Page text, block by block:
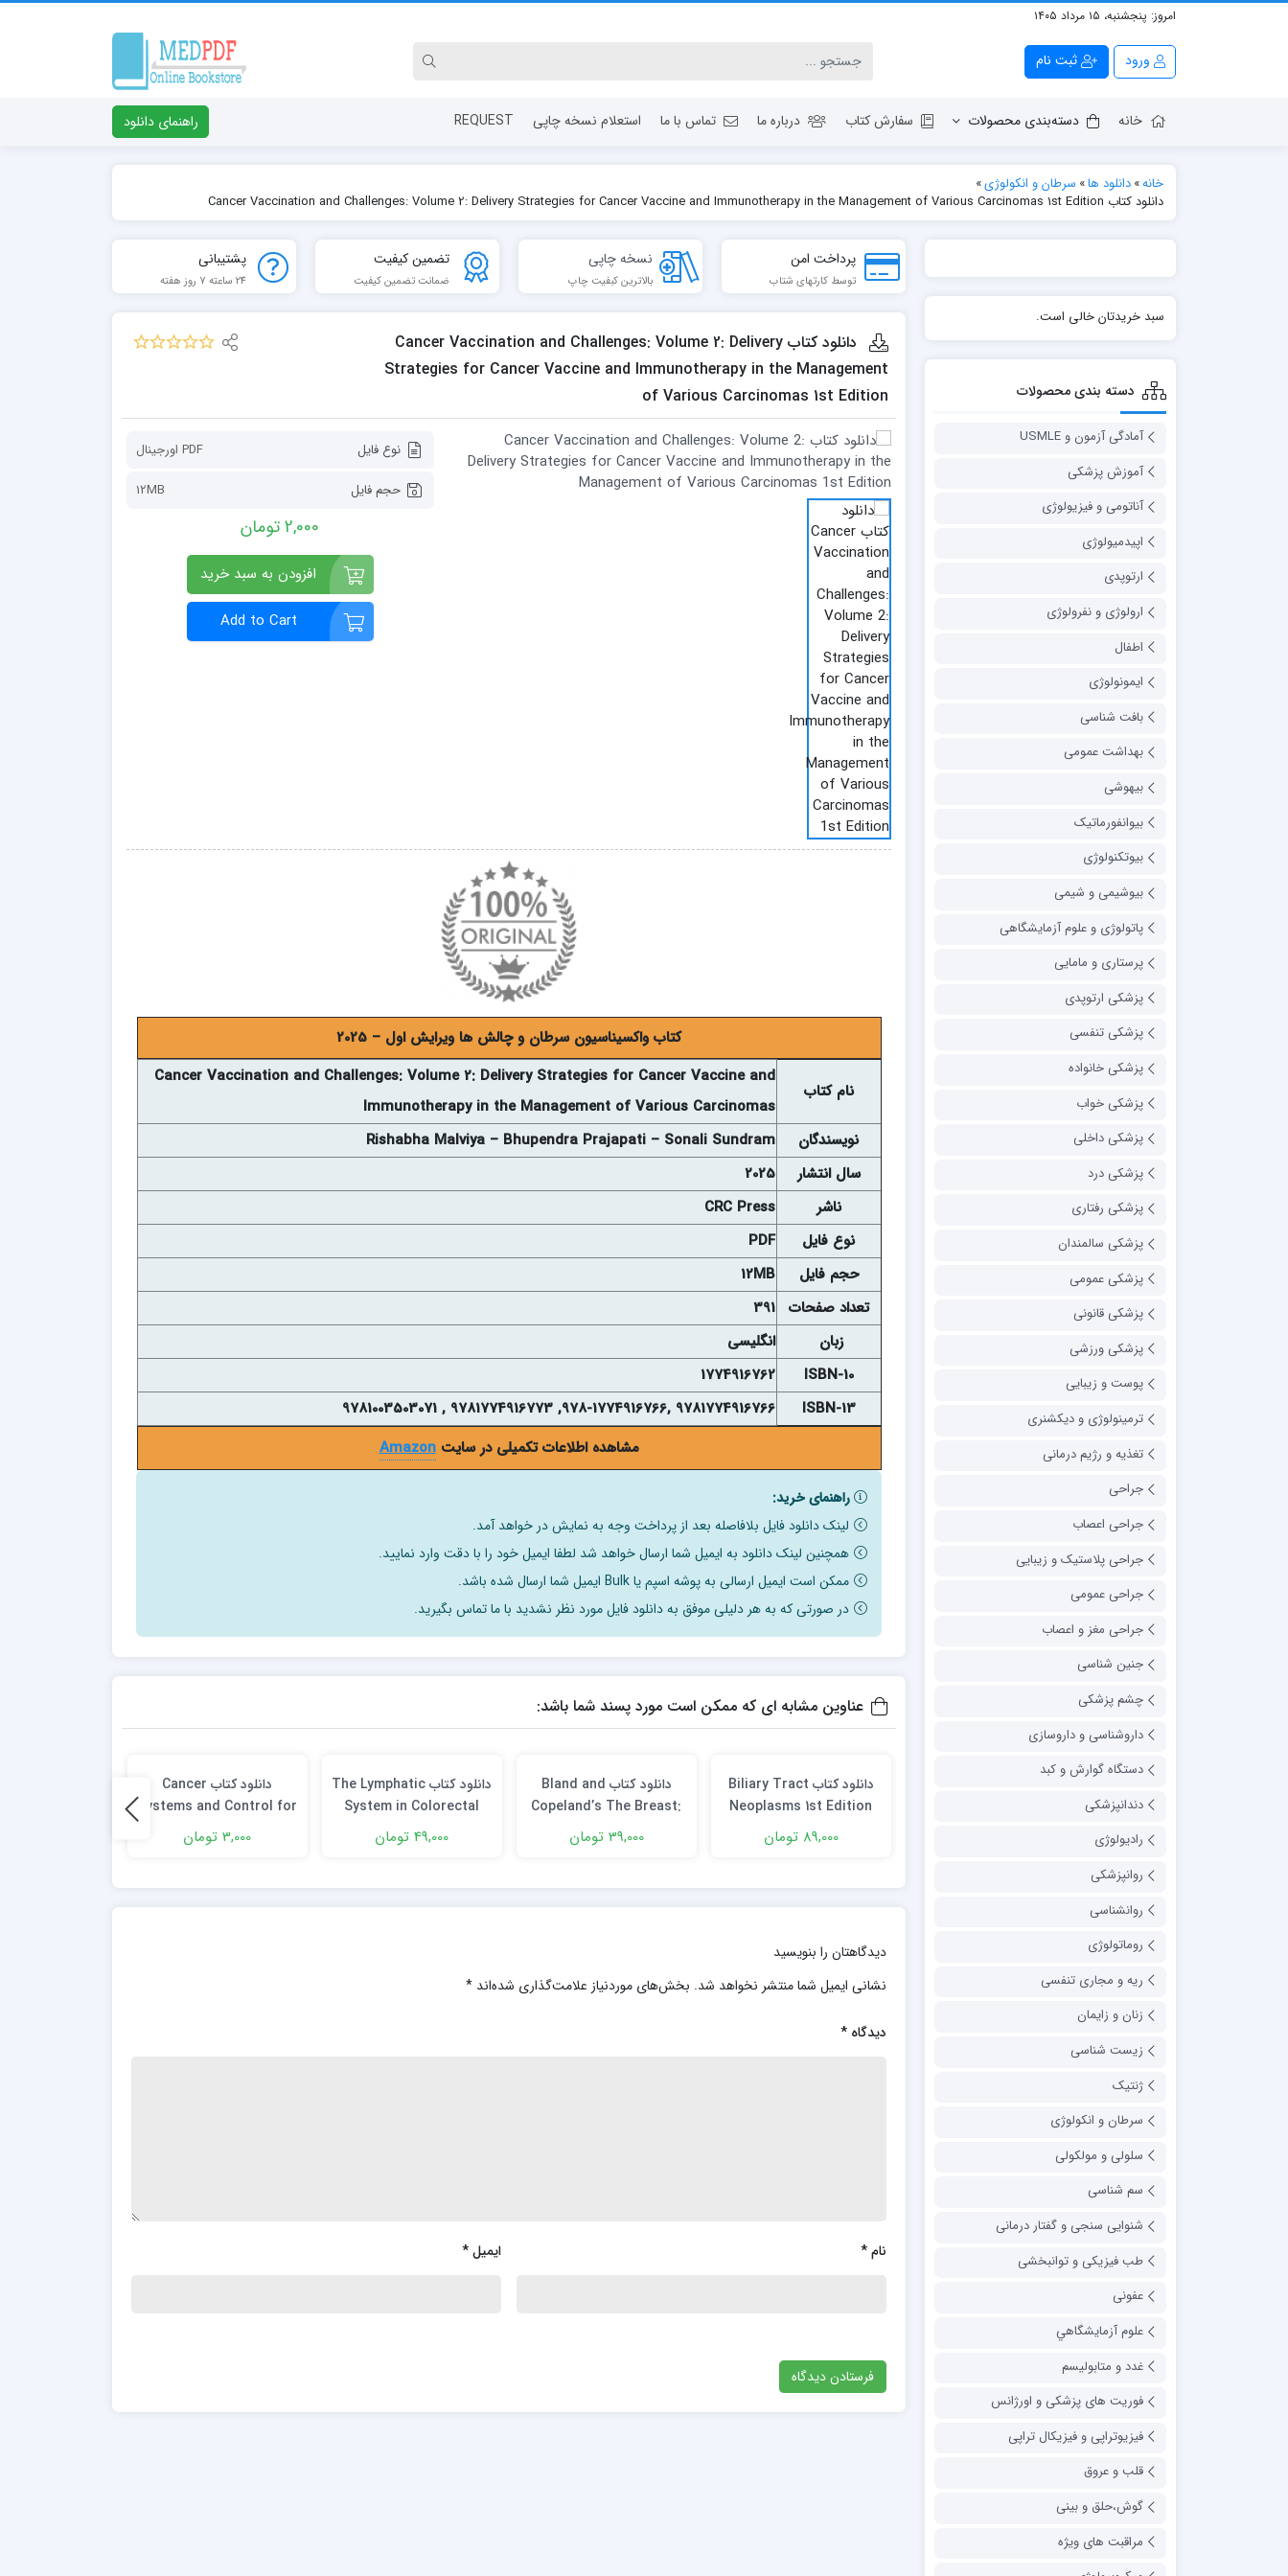
امروز: پنجشنبه، ۱۵ مرداد ۱۴۰۵
ورود ثبت نام
خانه دسته‌بندی محصولات سفارش کتاب درباره ما تماس با ما استعلام نسخه چاپی REQUEST راهنمای دانلود
خانه»دانلود ها» سرطان و انکولوژی»
دانلود کتاب Cancer Vaccination and Challenges: Volume 2: Delivery Strategies for Cancer Vaccine and Immunotherapy in the Management of Various Carcinomas 1st Edition
پرداخت امن
توسط کارتهای شتاب
نسخه چاپی
بالاترین کبفیت چاپ
تضمین کیفیت
ضمانت تضمین کیفیت
پشتیبانی
24 ساعته 7 روز هفته
دانلود کتاب Cancer Vaccination and Challenges: Volume 2: Delivery
Strategies for Cancer Vaccine and Immunotherapy in the Management
of Various Carcinomas 1st Edition
نوع فایل
PDF اورجينال
حجم فایل
12MB
2,000 تومان
افزودن به سبد خرید
Add to Cart
کتاب واکسیناسیون سرطان و چالش ها ویرایش اول – 2025
نام کتاب
Cancer Vaccination and Challenges: Volume 2: Delivery Strategies for Cancer Vaccine and
Immunotherapy in the Management of Various Carcinomas
نويسندگان
Rishabha Malviya – Bhupendra Prajapati – Sonali Sundram
سال انتشار
2025
ناشر
CRC Press
نوع فايل
PDF
حجم فايل
12MB
تعداد صفحات
391
زبان
انگلیسی
ISBN-10
1774916762
ISBN-13
9781774916766 ,978-1774916766, 9781774916773 , 9781003503071
مشاهده اطلاعات تکمیلی در سایتAmazon
راهنمای خرید:
لینک دانلود فایل بلافاصله بعد از پرداخت وجه به نمایش در خواهد آمد.
همچنین لینک دانلود به ایمیل شما ارسال خواهد شد لطفا ایمیل خود را با دقت وارد نمایید.
ممکن است ایمیل ارسالی به پوشه اسپم یا Bulk ایمیل شما ارسال شده باشد.
در صورتی که به هر دلیلی موفق به دانلود فایل مورد نظر نشدید با ما تماس بگیرید.
عناوین مشابه ای که ممکن است مورد پسند شما باشد:
دانلود کتاب Biliary Tract
Neoplasms 1st Edition
89,000 تومان
دانلود كتاب Bland and
Copeland’s The Breast:
Comprehensive
Management of Benign
6th Edition + Video
39,000 تومان
دانلود كتاب The Lymphatic
System in Colorectal
Cancer: Basic Concepts,
Pathology, Imaging and
1st Edition
49,000 تومان
دانلود کتاب Cancer
Systems and Control for
Health Professionals 1st
Edition
3,000 تومان
دیدگاهتان را بنویسید
نشانی ایمیل شما منتشر نخواهد شد. بخش‌های موردنیاز علامت‌گذاری شده‌اند*
دیدگاه*
نام* ایمیل*
سبد خریدتان خالی است.
دسته بندی محصولات
آمادگی آزمون و USMLE
آموزش پزشکی
آناتومی و فیزیولوژی
اپیدمیولوژی
ارتوپدی
ارولوژی و نفرولوژی
اطفال
ایمونولوژی
بافت شناسی
بهداشت عمومی
بیهوشی
بیوانفورماتیک
بیوتکنولوژی
بیوشیمی و شیمی
پاتولوژی و علوم آزمایشگاهی
پرستاری و مامایی
پزشکی ارتوپدی
پزشکی تنفسی
پزشکی خانواده
پزشکی خواب
پزشکی داخلی
پزشکی درد
پزشکی رفتاری
پزشکی سالمندان
پزشکی عمومی
پزشکی قانونی
پزشکی ورزشی
پوست و زیبایی
ترمینولوژی و دیکشنری
تغذیه و رژیم درمانی
جراحی
جراحی اعصاب
جراحی پلاستیک و زیبایی
جراحی عمومی
جراحی مغز و اعصاب
جنین شناسی
چشم پزشکی
داروشناسی و داروسازی
دستگاه گوارش و کبد
دندانپزشکی
رادیولوژی
روانپزشکی
روانشناسی
روماتولوژی
ریه و مجاری تنفسی
زنان و زایمان
زیست شناسی
ژنتیک
سرطان و انکولوژی
سلولی و مولکولی
سم شناسی
شنوایی سنجی و گفتار درمانی
طب فیزیکی و توانبخشی
عفونی
علوم آزمايشگاهي
غدد و متابولیسم
فوریت های پزشکی و اورژانس
فیزیوتراپی و فیزیکال تراپی
قلب و عروق
گوش،حلق و بینی
مراقبت های ویژه